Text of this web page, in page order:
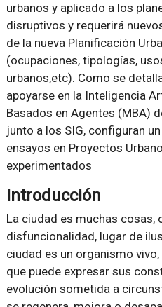
urbanos y aplicado a los
disruptivos y requerirá
de la nueva Planificación
(ocupaciones, tipologías,
urbanos,etc). Como se
apoyarse en la Inteligencia
Basados en Agentes (MBA)
junto a los SIG, configuran
ensayos en Proyectos
experimentados
Introducción
La ciudad es muchas cosas,
disfuncionalidad, lugar de
ciudad es un organismo
que puede expresar sus
evolución sometida a